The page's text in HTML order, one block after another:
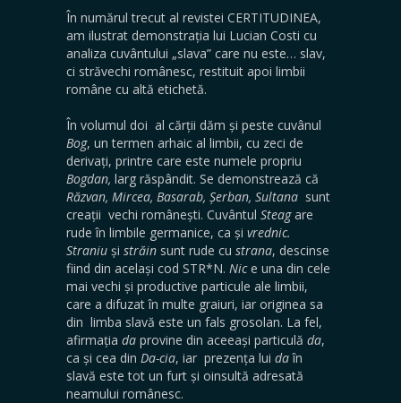
În numărul trecut al revistei CERTITUDINEA,
am ilustrat demonstrația lui Lucian Costi cu
analiza cuvântului „slava” care nu este… slav,
ci străvechi românesc, restituit apoi limbii
române cu altă etichetă.
În volumul doi al cărții dăm și peste cuvânul
Bog, un termen arhaic al limbii, cu zeci de
derivați, printre care este numele propriu
Bogdan, larg răspândit. Se demonstrează că
Răzvan, Mircea, Basarab, Șerban, Sultana sunt
creații vechi românești. Cuvântul Steagare
rude în limbile germanice, ca și vrednic.
Straniu și străin sunt rude cu strana, descinse
fiind din același cod STR*N. Nice una din cele
mai vechi și productive particule ale limbii,
care a difuzat în multe graiuri, iar originea sa
din limba slavă este un fals grosolan. La fel,
afirmația da provine din aceeași particulă da,
ca și cea din Da-cia, iar prezența lui daîn
slavă este tot un furt și oinsultă adresată
neamului românesc.